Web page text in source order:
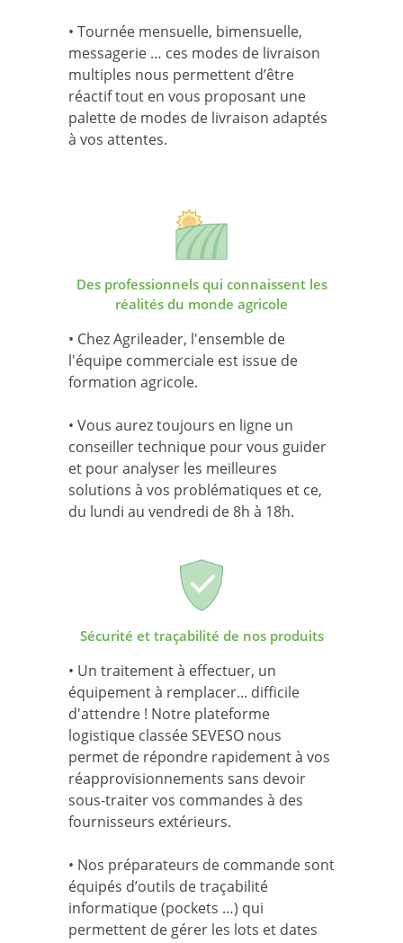
• Tournée mensuelle, bimensuelle,
messagerie … ces modes de livraison
multiples nous permettent d’être
réactif tout en vous proposant une
palette de modes de livraison adaptés
à vos attentes.
Des professionnels qui connaissent les
réalités du monde agricole
• Chez Agrileader, l'ensemble de
l'équipe commerciale est issue de
formation agricole.
• Vous aurez toujours en ligne un
conseiller technique pour vous guider
et pour analyser les meilleures
solutions à vos problématiques et ce,
du lundi au vendredi de 8h à 18h.
Sécurité et traçabilité de nos produits
• Un traitement à effectuer, un
équipement à remplacer... difficile
d'attendre ! Notre plateforme
logistique classée SEVESO nous
permet de répondre rapidement à vos
réapprovisionnements sans devoir
sous-traiter vos commandes à des
fournisseurs extérieurs.
• Nos préparateurs de commande sont
équipés d’outils de traçabilité
informatique (pockets …) qui
permettent de gérer les lots et dates